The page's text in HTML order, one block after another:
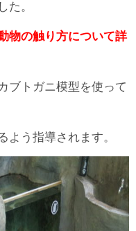
た。
物の触り方について詳
ブトガニ模型を使って
よう指導されます。